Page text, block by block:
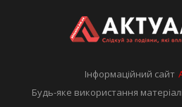
Інформаційний сайт
Будь-яке використання